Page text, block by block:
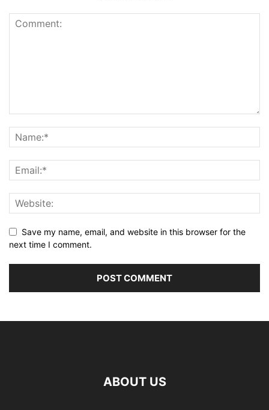
Save my name, email, and website in this browser for the
next time I comment.
ABOUT US